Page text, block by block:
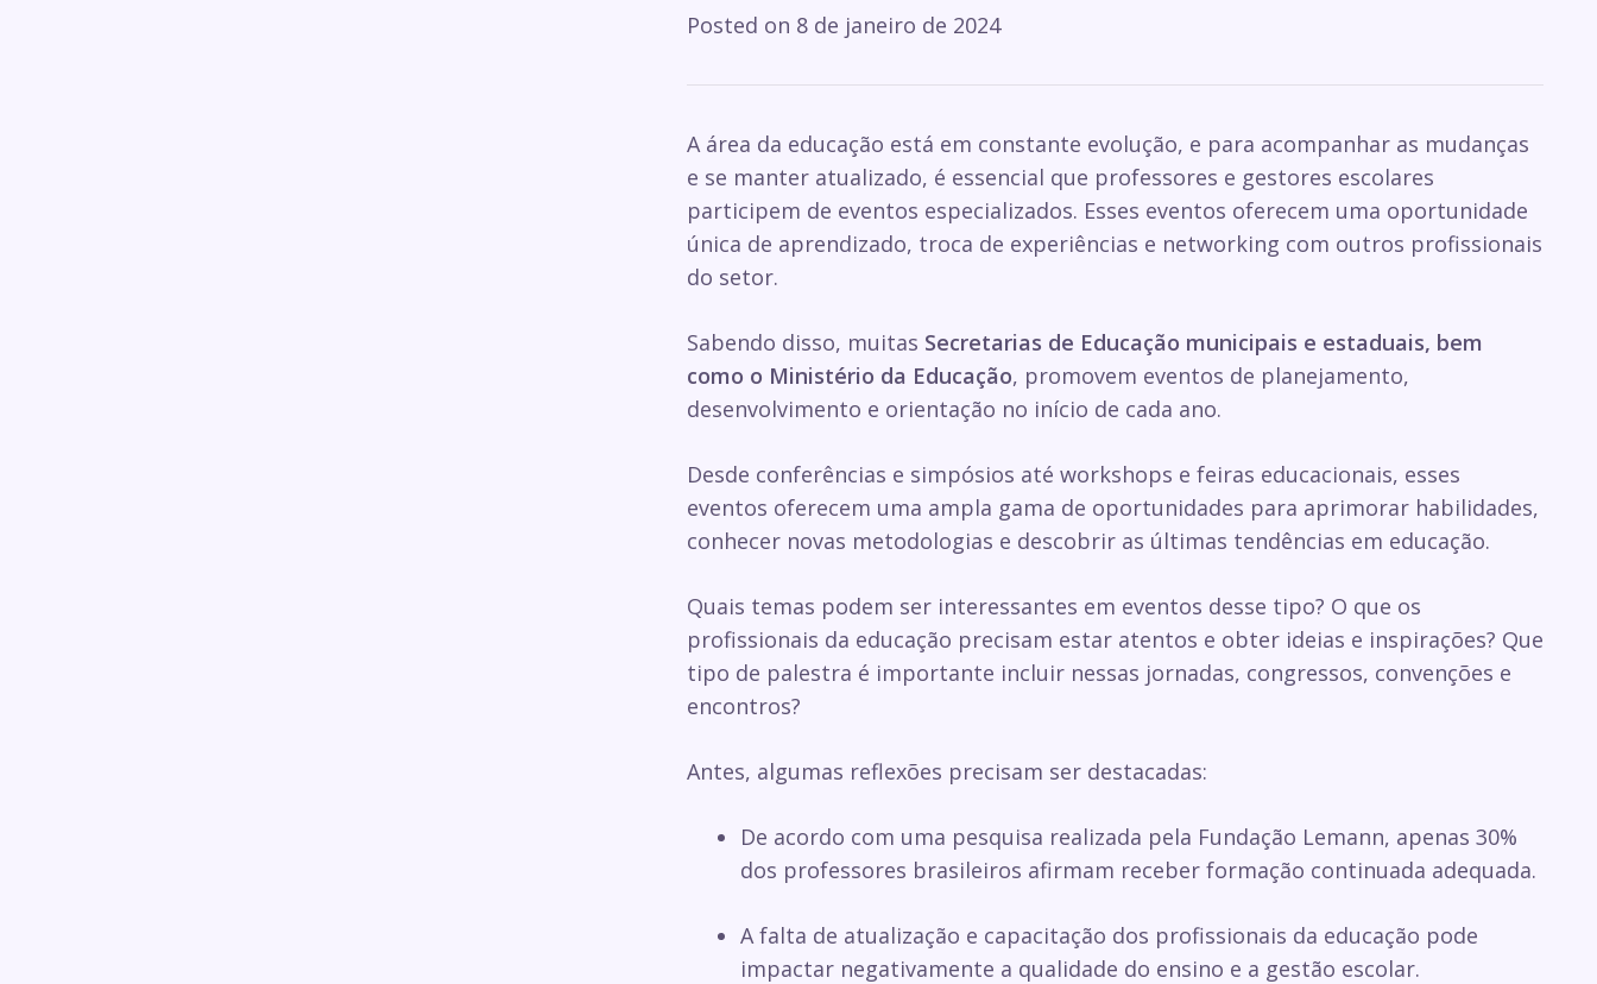
Posted on 8 de janeiro de 2024
A área da educação está em constante evolução, e para acompanhar as mudanças
e se manter atualizado, é essencial que professores e gestores escolares
participem de eventos especializados. Esses eventos oferecem uma oportunidade
única de aprendizado, troca de experiências e networking com outros profissionais
do setor.
Sabendo disso, muitas Secretarias de Educação municipais e estaduais, bem
como o Ministério da Educação, promovem eventos de planejamento,
desenvolvimento e orientação no início de cada ano.
Desde conferências e simpósios até workshops e feiras educacionais, esses
eventos oferecem uma ampla gama de oportunidades para aprimorar habilidades,
conhecer novas metodologias e descobrir as últimas tendências em educação.
Quais temas podem ser interessantes em eventos desse tipo? O que os
profissionais da educação precisam estar atentos e obter ideias e inspirações? Que
tipo de palestra é importante incluir nessas jornadas, congressos, convenções e
encontros?
Antes, algumas reflexões precisam ser destacadas:
De acordo com uma pesquisa realizada pela Fundação Lemann, apenas 30%
dos professores brasileiros afirmam receber formação continuada adequada.
A falta de atualização e capacitação dos profissionais da educação pode
impactar negativamente a qualidade do ensino e a gestão escolar.